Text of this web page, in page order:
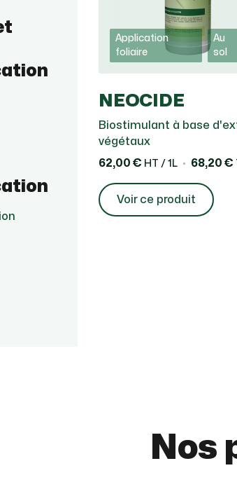
Application
foliaire
Au
sol
NEOCIDE
Biostimulant à base
végétaux
62,00 € HT / 1L 68,20 €
Voir ce produit
Nos